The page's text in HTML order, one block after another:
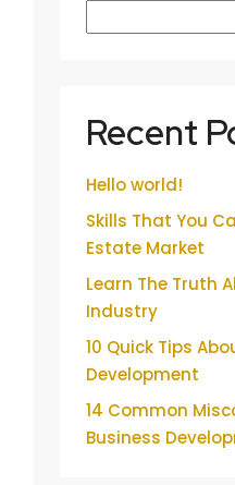
Recent
Hello world!
Skills That You
Estate Market
Learn The Truth
Industry
10 Quick Tips
Development
14 Common
Business